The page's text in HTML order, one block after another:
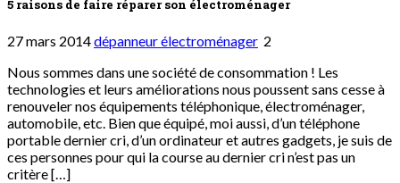
5 raisons de faire réparer son électroménager
27 mars 2014dépanneur électroménager 2
Nous sommes dans une société de consommation ! Les
technologies et leurs améliorations nous poussent sans cesse à
renouveler nos équipements téléphonique, électroménager,
automobile, etc. Bien que équipé, moi aussi, d’un téléphone
portable dernier cri, d’un ordinateur et autres gadgets, je suis de
ces personnes pour qui la course au dernier cri n’est pas un
critère […]